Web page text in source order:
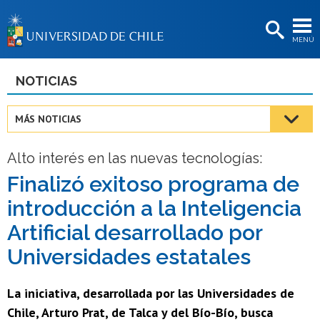
MENÚ
BIBLIOTECAS
Estudiantes
Académicas/os
Funcionarias/os
Egresadas/os
NOTICIAS
MÁS NOTICIAS
Alto interés en las nuevas tecnologías:
Finalizó exitoso programa de
introducción a la Inteligencia
Artificial desarrollado por
Universidades estatales
La iniciativa, desarrollada por las Universidades de
Chile, Arturo Prat, de Talca y del Bío-Bío, busca